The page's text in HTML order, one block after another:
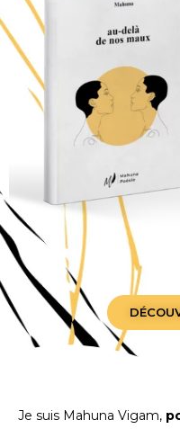
Je suis Mahuna Vigam,